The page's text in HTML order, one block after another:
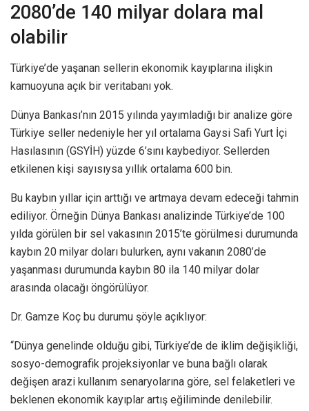
2080’de 140 milyar dolara mal
olabilir
Türkiye’de yaşanan sellerin ekonomik kayıplarına ilişkin
kamuoyuna açık bir veritabanı yok.
Dünya Bankası’nın 2015 yılında yayımladığı bir analize göre
Türkiye seller nedeniyle her yıl ortalama Gaysi Safi Yurt İçi
Hasılasının (GSYİH) yüzde 6’sını kaybediyor. Sellerden
etkilenen kişi sayısıysa yıllık ortalama 600 bin.
Bu kaybın yıllar için arttığı ve artmaya devam edeceği tahmin
ediliyor. Örneğin Dünya Bankası analizinde Türkiye’de 100
yılda görülen bir sel vakasının 2015’te görülmesi durumunda
kaybın 20 milyar doları bulurken, aynı vakanın 2080’de
yaşanması durumunda kaybın 80 ila 140 milyar dolar
arasında olacağı öngörülüyor.
Dr. Gamze Koç bu durumu şöyle açıklıyor:
“Dünya genelinde olduğu gibi, Türkiye’de de iklim değişikliği,
sosyo-demografik projeksiyonlar ve buna bağlı olarak
değişen arazi kullanım senaryolarına göre, sel felaketleri ve
beklenen ekonomik kayıplar artış eğiliminde denilebilir.